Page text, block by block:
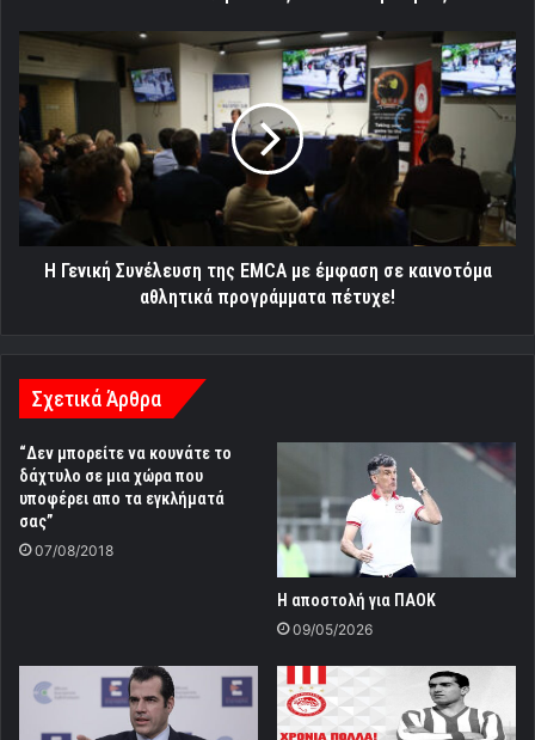
Η
Γενική
Συνέλευση
της
EMCA
με
έμφαση
σε
καινοτόμα
αθλητικά
Η Γενική Συνέλευση της EMCA με έμφαση σε καινοτόμα
αθλητικά προγράμματα πέτυχε!
Σχετικά Άρθρα
“Δεν μπορείτε να κουνάτε το
δάχτυλο σε μια χώρα που
υποφέρει απο τα εγκλήματά
σας”
07/08/2018
Η αποστολή για ΠΑΟΚ
09/05/2026